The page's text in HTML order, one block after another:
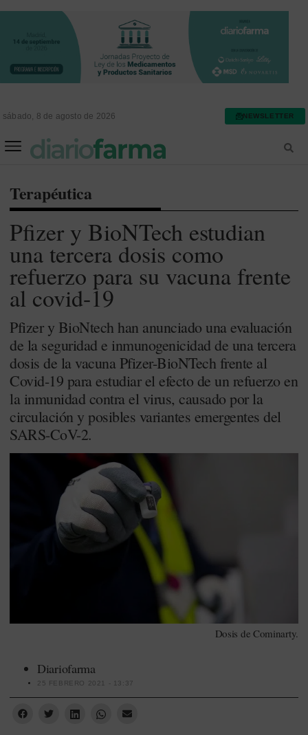
sábado, 8 de agosto de 2026 NEWSLETTER
Terapéutica
Pfizer y BioNTech estudian
una tercera dosis como
refuerzo para su vacuna frente
al covid-19
Pfizer y BioNtech han anunciado una evaluación
de la seguridad e inmunogenicidad de una tercera
dosis de la vacuna Pfizer-BioNTech frente al
Covid-19 para estudiar el efecto de un refuerzo en
la inmunidad contra el virus, causado por la
circulación y posibles variantes emergentes del
SARS-CoV-2.
Dosis de Cominarty.
Diariofarma
25 FEBRERO 2021 - 13:37